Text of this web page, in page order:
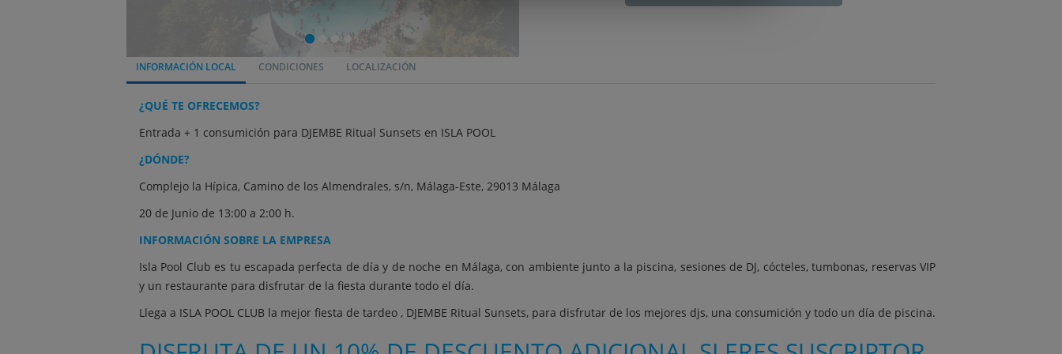
INFORMACIÓN LOCAL CONDICIONES LOCALIZACIÓN
¿QUÉ TE OFRECEMOS?
Entrada + 1 consumición para DJEMBE Ritual Sunsets en ISLA POOL
¿DÓNDE?
Complejo la Hípica, Camino de los Almendrales, s/n, Málaga-Este, 29013 Málaga
20 de Junio de 13:00 a 2:00 h.
INFORMACIÓN SOBRE LA EMPRESA
Isla Pool Club es tu escapada perfecta de día y de noche en Málaga, con ambiente junto a la piscina, sesiones de DJ, cócteles, tumbonas, reservas VIP
y un restaurante para disfrutar de la fiesta durante todo el día.
Llega a ISLA POOL CLUB la mejor fiesta de tardeo , DJEMBE Ritual Sunsets, para disfrutar de los mejores djs, una consumición y todo un día de piscina.